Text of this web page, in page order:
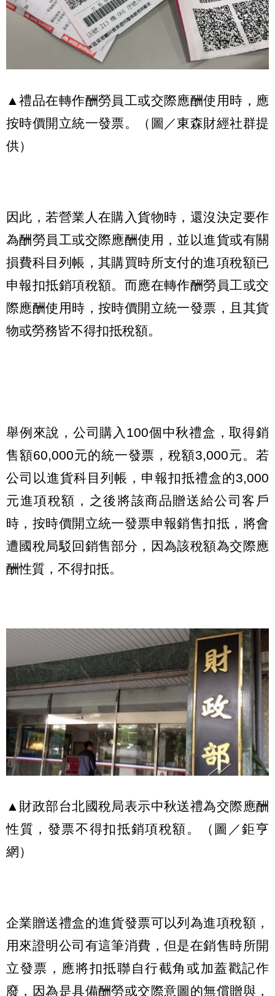
▲禮品在轉作酬勞員工或交際應酬使用時，應
按時價開立統一發票。（圖／東森財經社群提
供）
因此，若營業人在購入貨物時，還沒決定要作
為酬勞員工或交際應酬使用，並以進貨或有關
損費科目列帳，其購買時所支付的進項稅額已
申報扣抵銷項稅額。而應在轉作酬勞員工或交
際應酬使用時，按時價開立統一發票，且其貨
物或勞務皆不得扣抵稅額。
舉例來說，公司購入100個中秋禮盒，取得銷
售額60,000元的統一發票，稅額3,000元。若
公司以進貨科目列帳，申報扣抵禮盒的3,000
元進項稅額，之後將該商品贈送給公司客戶
時，按時價開立統一發票申報銷售扣抵，將會
遭國稅局駁回銷售部分，因為該稅額為交際應
酬性質，不得扣抵。
▲財政部台北國稅局表示中秋送禮為交際應酬
性質，發票不得扣抵銷項稅額。（圖／鉅亨
網）
企業贈送禮盒的進貨發票可以列為進項稅額，
用來證明公司有這筆消費，但是在銷售時所開
立發票，應將扣抵聯自行截角或加蓋戳記作
廢，因為是具備酬勞或交際意圖的無償贈與，